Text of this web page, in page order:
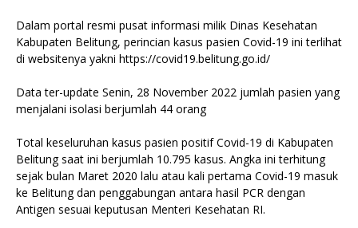
Dalam portal resmi pusat informasi milik Dinas Kesehatan
Kabupaten Belitung, perincian kasus pasien Covid-19 ini terlihat
di websitenya yakni https://covid19.belitung.go.id/
Data ter-update Senin, 28 November 2022 jumlah pasien yang
menjalani isolasi berjumlah 44 orang
Total keseluruhan kasus pasien positif Covid-19 di Kabupaten
Belitung saat ini berjumlah 10.795 kasus. Angka ini terhitung
sejak bulan Maret 2020 lalu atau kali pertama Covid-19 masuk
ke Belitung dan penggabungan antara hasil PCR dengan
Antigen sesuai keputusan Menteri Kesehatan RI.